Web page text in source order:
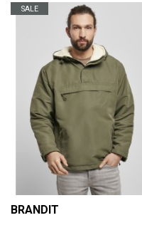
SALE
BRANDIT